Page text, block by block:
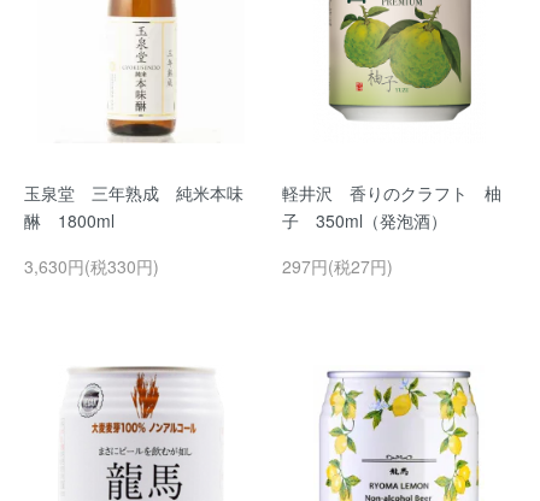
玉泉堂 三年熟成 純米本味
醂 1800ml
3,630円(税330円)
軽井沢 香りのクラフト 柚
子 350ml（発泡酒）
297円(税27円)